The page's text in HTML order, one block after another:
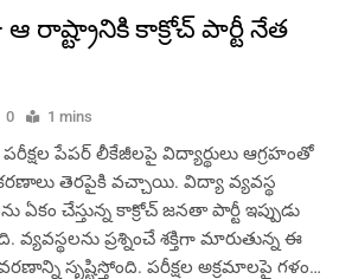
ఆ రాష్ట్రానికి కాక్రోచ్ పార్టీ నేత
0 1 mins
పేపర్ లీకేజీలపై విద్యార్థులు ఆగ్రహంతో
తెరపైకి వచ్చాయి. విద్యా వ్యవస్థ
చేస్తున్న కాక్రోచ్ జనతా పార్టీ ఇప్పుడు
వ్యవస్థలను ప్రశ్నించే శక్తిగా మారుతున్న ఈ
సృష్టిస్తోంది. పరీక్షల అక్రమాలపై గళం…